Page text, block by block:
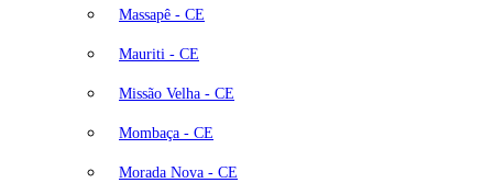
Massapê - CE
Mauriti - CE
Missão Velha - CE
Mombaça - CE
Morada Nova - CE